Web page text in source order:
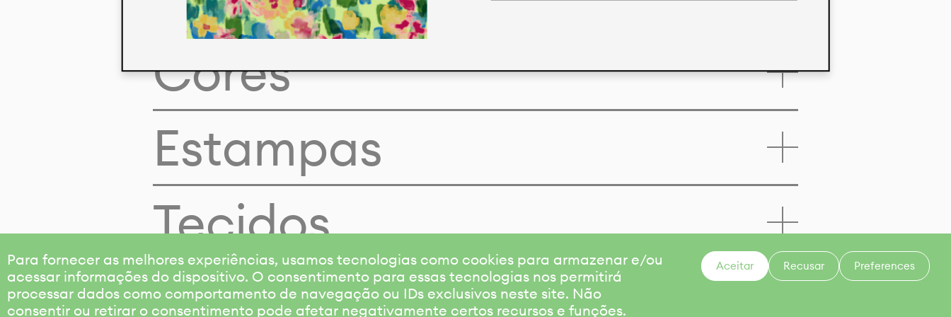
Para fornecer as melhores experiências, usamos tecnologias como cookies para armazenar e/ou
acessar informações do dispositivo. O consentimento para essas tecnologias nos permitirá
processar dados como comportamento de navegação ou IDs exclusivos neste site. Não
consentir ou retirar o consentimento pode afetar negativamente certos recursos e funções.
Aceitar Recusar Preferences
Cores
Estampas
Tecidos